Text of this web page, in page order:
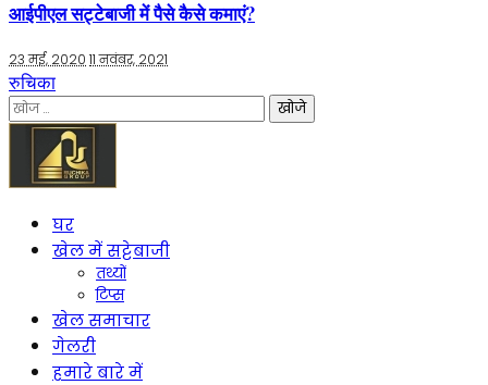
आईपीएल सट्टेबाजी में पैसे कैसे कमाएं?
23 मई, 2020 11 नवंबर, 2021
रुचिका
निम्न
को
घर
खेल में सट्टेबाजी
तथ्यों
टिप्स
खेल समाचार
गेलरी
हमारे बारे में